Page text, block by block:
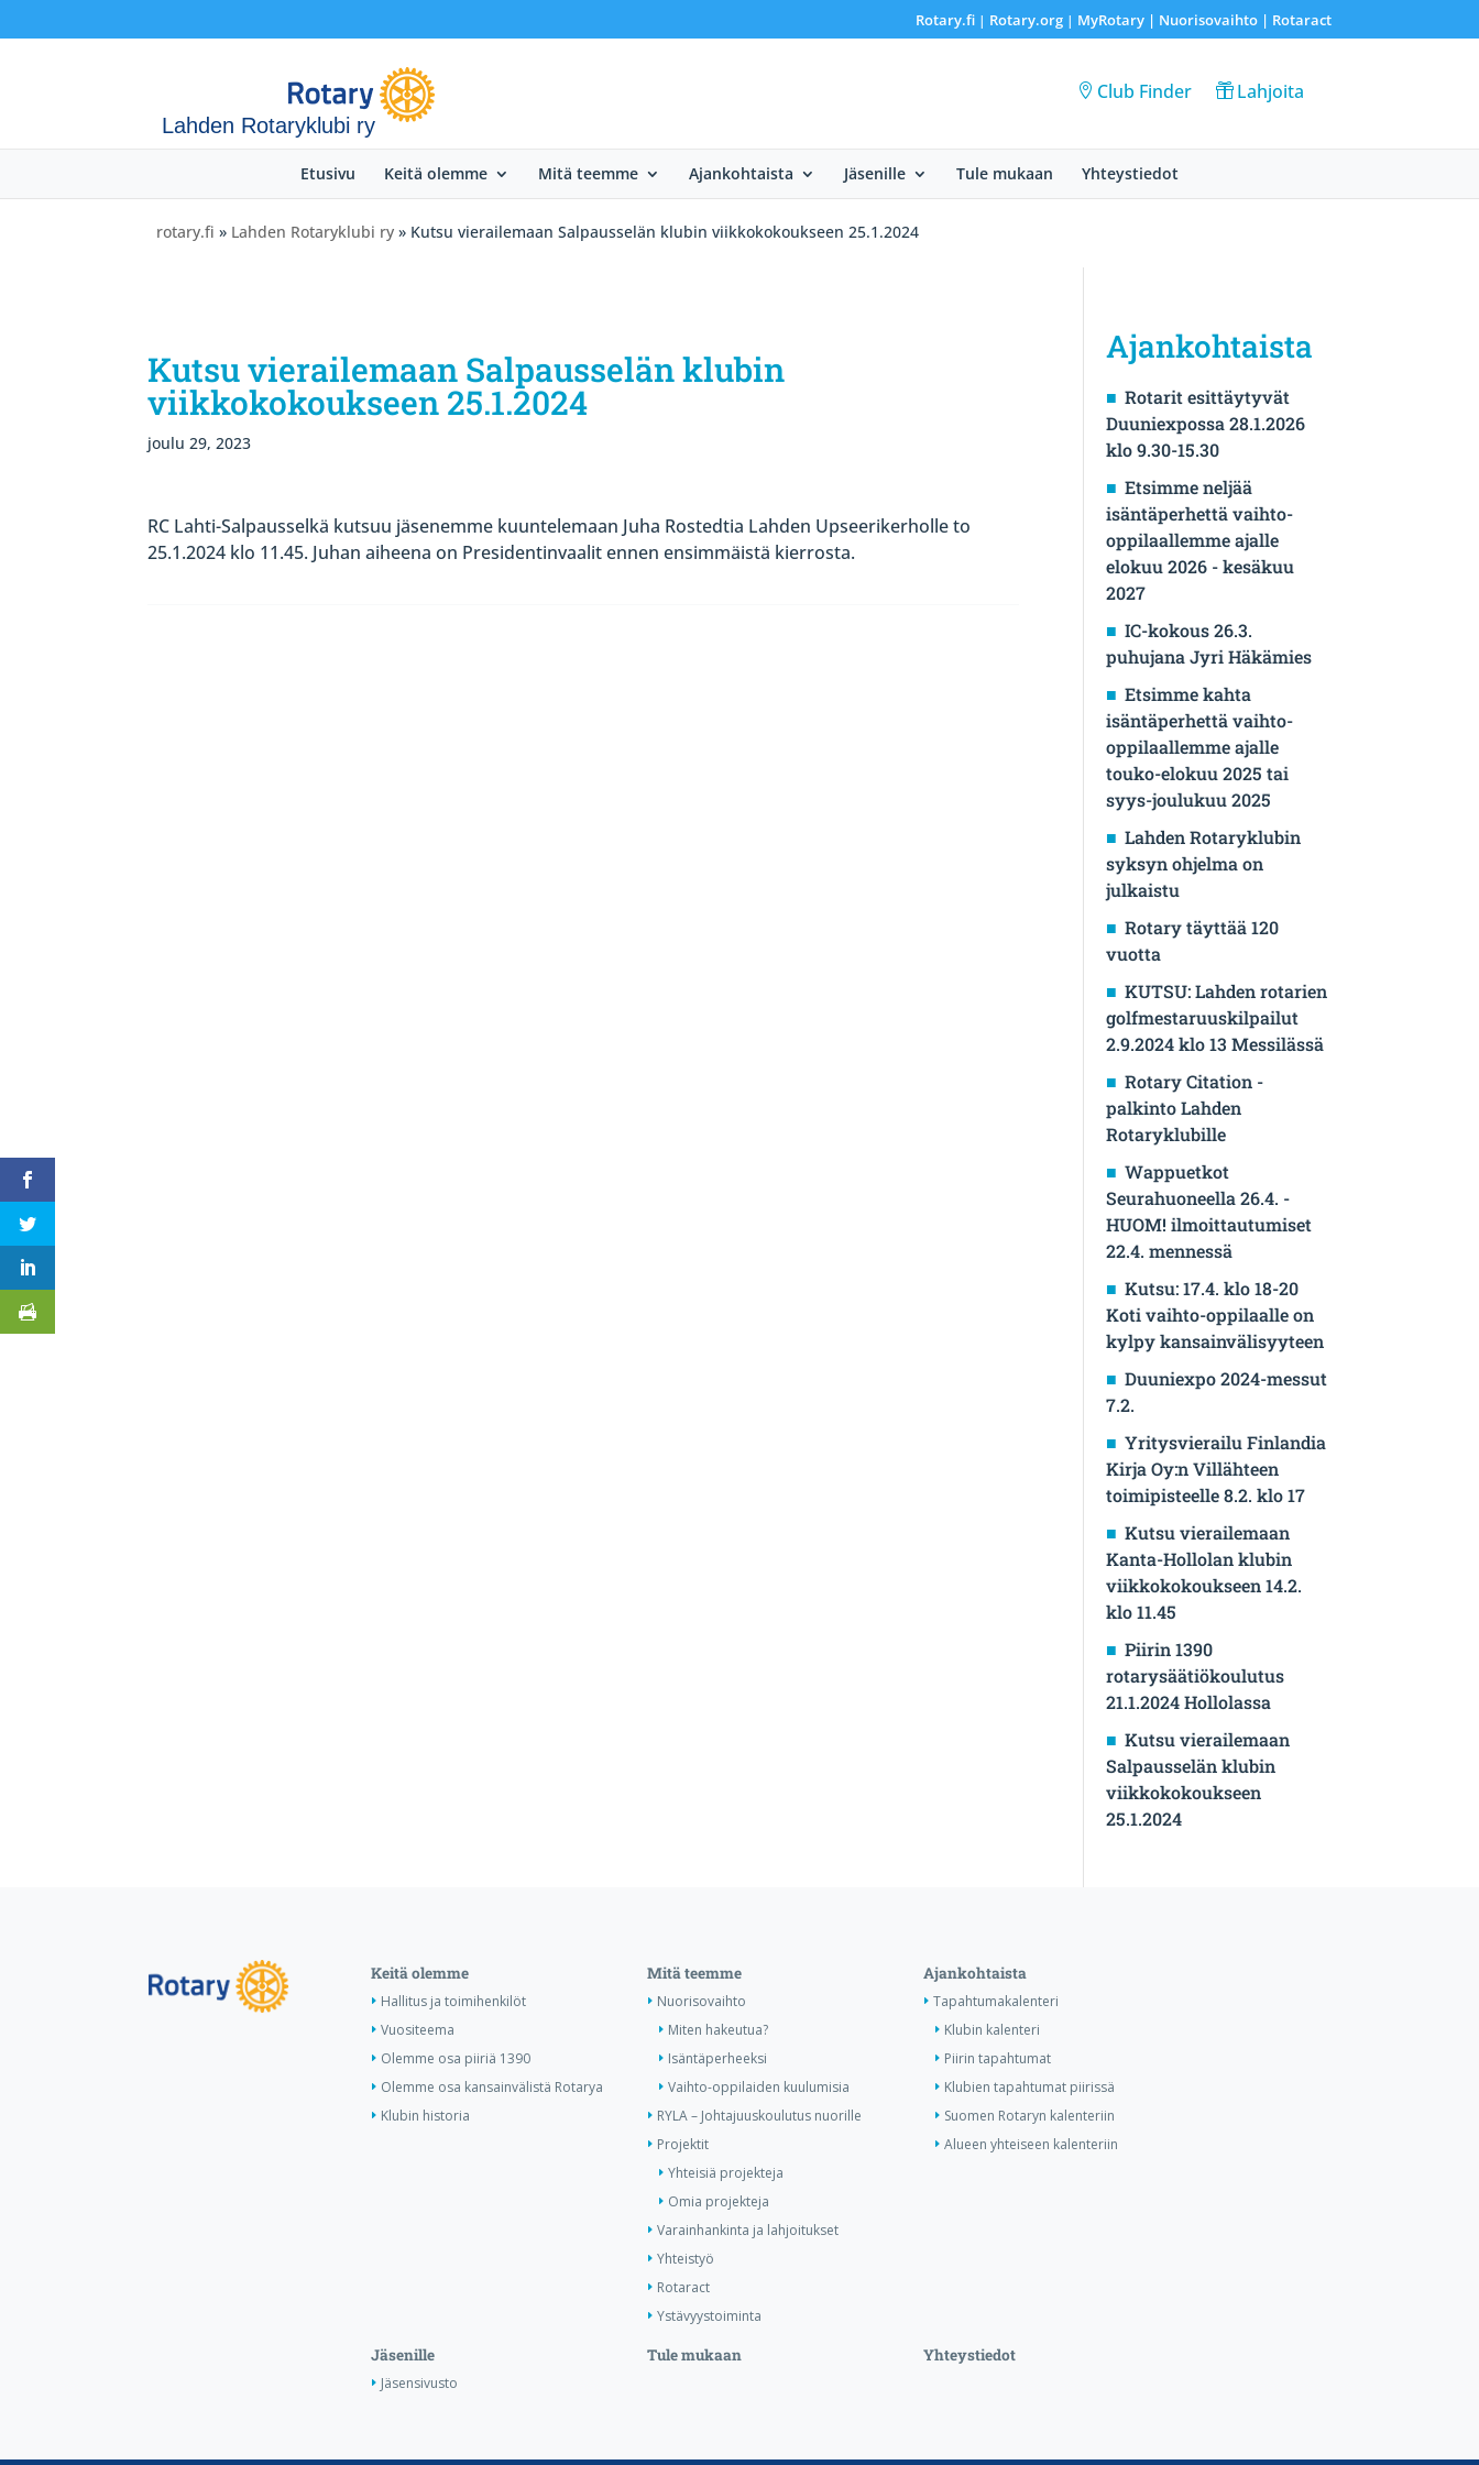
Rotary.fi| Rotary.org| MyRotary | Nuorisovaihto| Rotaract
Lahden Rotaryklubi ry
Club Finder Lahjoita
Etusivu Keitä olemme Mitä teemme Ajankohtaista Jäsenille Tule mukaan Yhteystiedot
rotary.fi » Lahden Rotaryklubi ry » Kutsu vierailemaan Salpausselän klubin viikkokokoukseen 25.1.2024
Kutsu vierailemaan Salpausselän klubin
viikkokokoukseen 25.1.2024
joulu 29, 2023
RC Lahti-Salpausselkä kutsuu jäsenemme kuuntelemaan Juha Rostedtia Lahden Upseerikerholle to
25.1.2024 klo 11.45. Juhan aiheena on Presidentinvaalit ennen ensimmäistä kierrosta.
Ajankohtaista
Rotarit esittäytyvät
Duuniexpossa 28.1.2026
klo 9.30-15.30
Etsimme neljää
isäntäperhettä vaihto-
oppilaallemme ajalle
elokuu 2026 - kesäkuu
2027
IC-kokous 26.3.
puhujana Jyri Häkämies
Etsimme kahta
isäntäperhettä vaihto-
oppilaallemme ajalle
touko-elokuu 2025 tai
syys-joulukuu 2025
Lahden Rotaryklubin
syksyn ohjelma on
julkaistu
Rotary täyttää 120
vuotta
KUTSU: Lahden rotarien
golfmestaruuskilpailut
2.9.2024 klo 13 Messilässä
Rotary Citation -
palkinto Lahden
Rotaryklubille
Wappuetkot
Seurahuoneella 26.4. -
HUOM! ilmoittautumiset
22.4. mennessä
Kutsu: 17.4. klo 18-20
Koti vaihto-oppilaalle on
kylpy kansainvälisyyteen
Duuniexpo 2024-messut
7.2.
Yritysvierailu Finlandia
Kirja Oy:n Villähteen
toimipisteelle 8.2. klo 17
Kutsu vierailemaan
Kanta-Hollolan klubin
viikkokokoukseen 14.2.
klo 11.45
Piirin 1390
rotarysäätiökoulutus
21.1.2024 Hollolassa
Kutsu vierailemaan
Salpausselän klubin
viikkokokoukseen
25.1.2024
Keitä olemme
Hallitus ja toimihenkilöt
Vuositeema
Olemme osa piiriä 1390
Olemme osa kansainvälistä Rotarya
Klubin historia
Mitä teemme
Nuorisovaihto
Miten hakeutua?
Isäntäperheeksi
Vaihto-oppilaiden kuulumisia
RYLA – Johtajuuskoulutus nuorille
Projektit
Yhteisiä projekteja
Omia projekteja
Varainhankinta ja lahjoitukset
Yhteistyö
Rotaract
Ystävyystoiminta
Ajankohtaista
Tapahtumakalenteri
Klubin kalenteri
Piirin tapahtumat
Klubien tapahtumat piirissä
Suomen Rotaryn kalenteriin
Alueen yhteiseen kalenteriin
Jäsenille
Jäsensivusto
Tule mukaan Yhteystiedot